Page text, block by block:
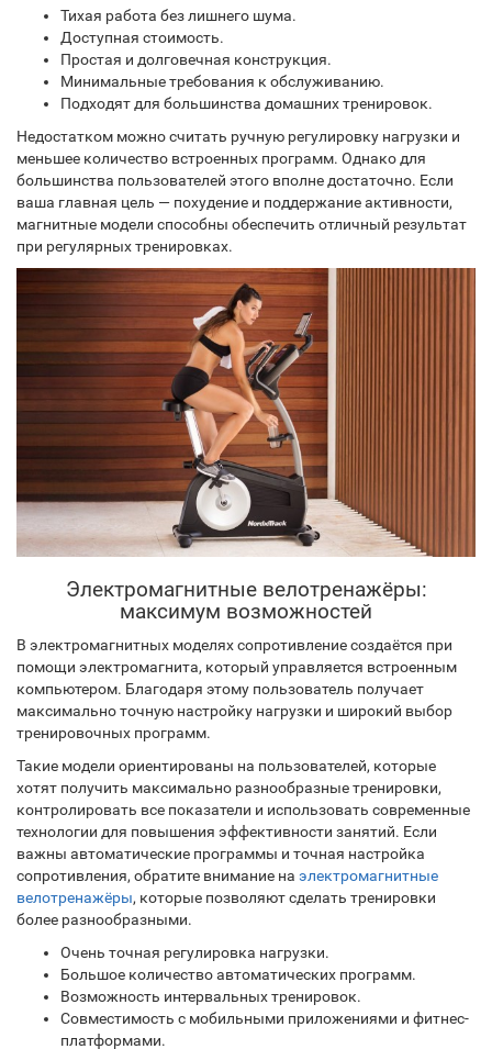
Тихая работа без лишнего шума.
Доступная стоимость.
Простая и долговечная конструкция.
Минимальные требования к обслуживанию.
Подходят для большинства домашних тренировок.
Недостатком можно считать ручную регулировку нагрузки и
меньшее количество встроенных программ. Однако для
большинства пользователей этого вполне достаточно. Если
ваша главная цель — похудение и поддержание активности,
магнитные модели способны обеспечить отличный результат
при регулярных тренировках.
Электромагнитные велотренажёры:
максимум возможностей
В электромагнитных моделях сопротивление создаётся при
помощи электромагнита, который управляется встроенным
компьютером. Благодаря этому пользователь получает
максимально точную настройку нагрузки и широкий выбор
тренировочных программ.
Такие модели ориентированы на пользователей, которые
хотят получить максимально разнообразные тренировки,
контролировать все показатели и использовать современные
технологии для повышения эффективности занятий. Если
важны автоматические программы и точная настройка
сопротивления, обратите внимание на электромагнитные
велотренажёры, которые позволяют сделать тренировки
более разнообразными.
Очень точная регулировка нагрузки.
Большое количество автоматических программ.
Возможность интервальных тренировок.
Совместимость с мобильными приложениями и фитнес-
платформами.